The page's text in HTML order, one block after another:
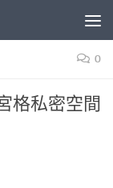
0
格私密空間